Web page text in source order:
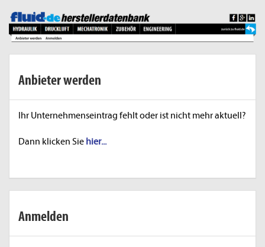
Anbieter werden
Ihr Unternehmenseintrag fehlt oder ist nicht mehr aktuell?
Dann klicken Sie hier...
Anmelden